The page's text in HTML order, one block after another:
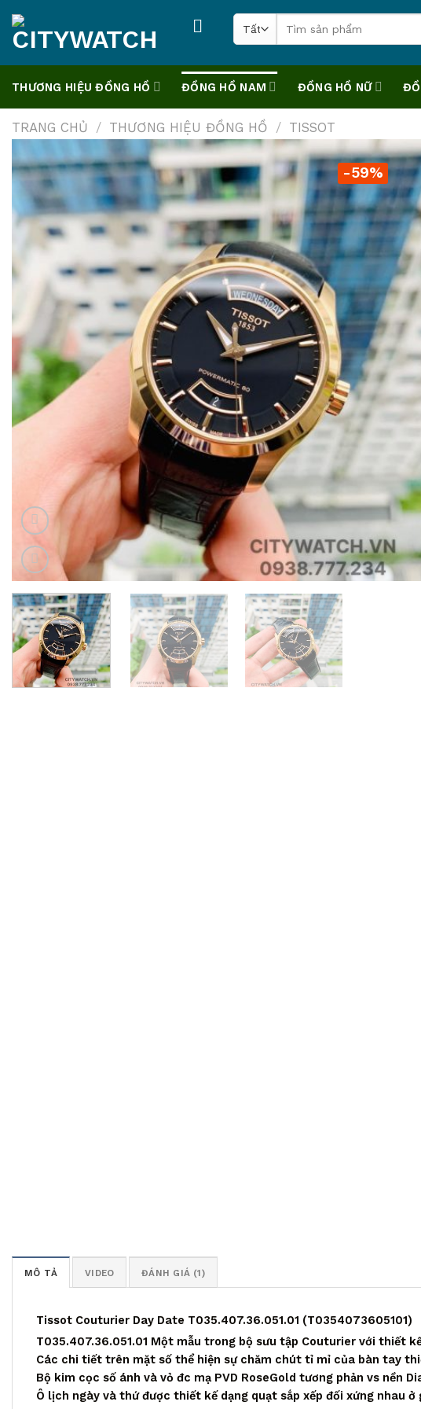
content
Tìm
kiếm:
THƯƠNG HIỆU ĐỒNG HỒ ĐỒNG HỒ NAM ĐỒNG HỒ NỮ
TRANG CHỦ / THƯƠNG HIỆU ĐỒNG HỒ / TISSOT
-59%
MÔ TẢ VIDEO ĐÁNH GIÁ (1)
Tissot Couturier Day Date T035.407.36.051.01 (T0354073605101)
T035.407.36.051.01 Một mẫu trong bộ sưu tập Couturier với thiết
Các chi tiết trên mặt số thể hiện sự chăm chút tỉ mỉ của bàn tay
Bộ kim cọc số ánh và vỏ đc mạ PVD RoseGold tương phản vs nền
Ô lịch ngày và thứ được thiết kế dạng quạt sắp xếp đối xứng nhau ở